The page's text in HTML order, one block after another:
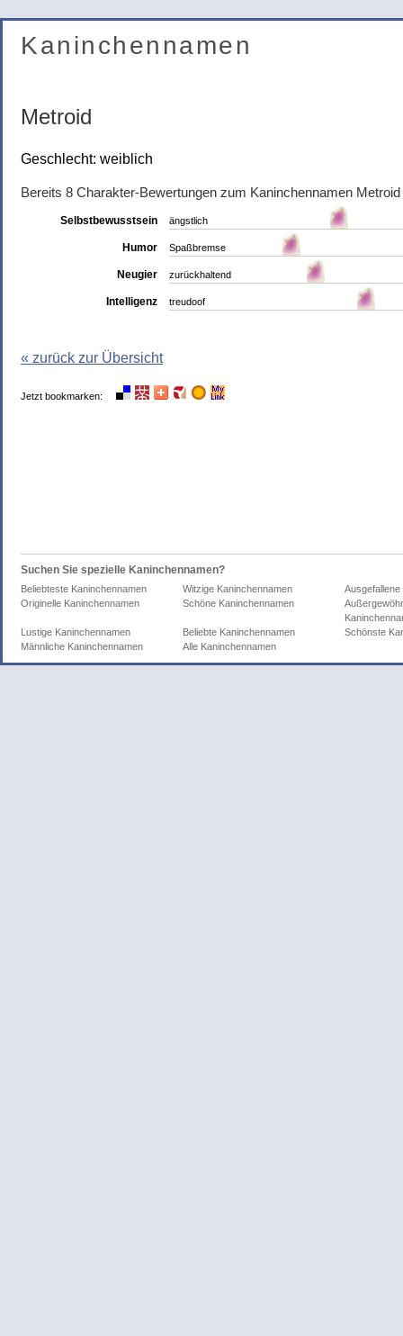
Kaninchennamen
Metroid
Geschlecht: weiblich
Bereits 8 Charakter-Bewertungen zum Kaninchennamen
Selbstbewusstsein ängstlich
Humor Spaßbremse
Neugier zurückhaltend
Intelligenz treudoof
« zurück zur Übersicht
Jetzt bookmarken:
Suchen Sie spezielle Kaninchennamen?
Beliebteste Kaninchennamen Witzige Kaninchennamen
Originelle Kaninchennamen
Schöne Kaninchennamen
Lustige Kaninchennamen
Beliebte Kaninchennamen
Schönste
Männliche Kaninchennamen
Alle Kaninchennamen